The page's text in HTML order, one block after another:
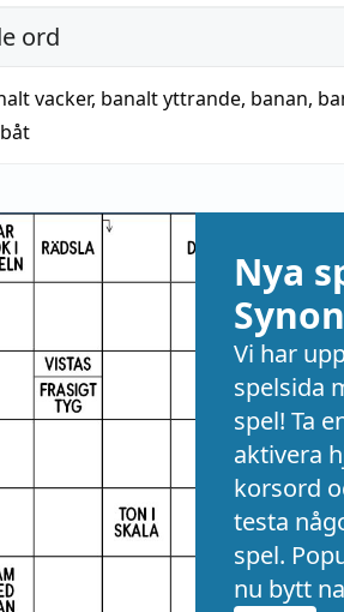
ord
vacker, banalt yttrande, banan,
Nya
Vi har
spelsida
spel! Ta
aktivera
korsord
testa
spel.
nu bytt